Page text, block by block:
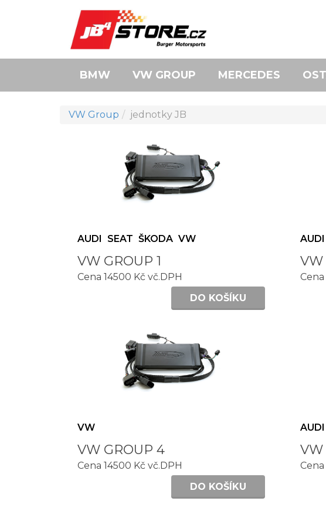
BMW VW GROUP MERCEDES
VW Group jednotky JB
AUDI SEAT ŠKODA VW
VW GROUP 1
Cena 14500 Kč vč.DPH
DO KOŠÍKU
AUDI
VW
Cena
VW
VW GROUP 4
Cena 14500 Kč vč.DPH
DO KOŠÍKU
AUDI
VW
Cena